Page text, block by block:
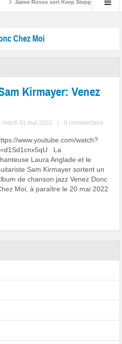
Jaime Rosso sort Keep Stepping, son
Chez Moi
Kirmayer: Venez
:mardi 31 mai 2022 0 commentaire
www.youtube.com/watch?
La
Laura Anglade et le
Sam Kirmayer sortent un
de chanson jazz Venez Donc
Moi, à paraître le 20 mai 2022